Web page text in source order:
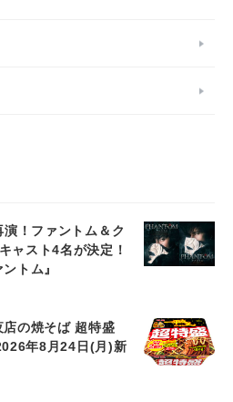
！ファントム＆ク
ャスト4名が決定！
トム』
店の焼そば 超特盛
年8月24日(月)新